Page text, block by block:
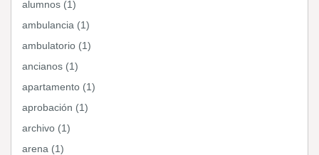
alumnos (1)
ambulancia (1)
ambulatorio (1)
ancianos (1)
apartamento (1)
aprobación (1)
archivo (1)
arena (1)